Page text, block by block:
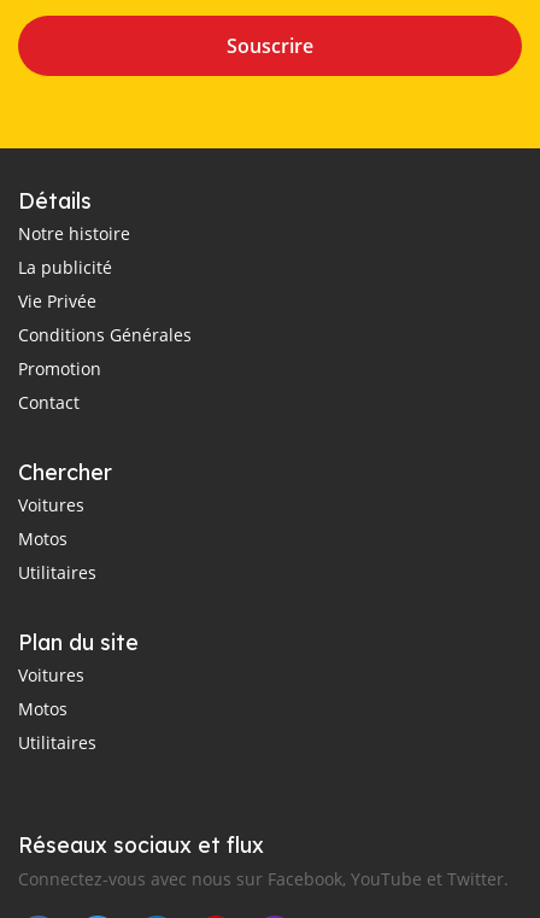
Souscrire
Détails
Notre histoire
La publicité
Vie Privée
Conditions Générales
Promotion
Contact
Chercher
Voitures
Motos
Utilitaires
Plan du site
Voitures
Motos
Utilitaires
Réseaux sociaux et flux
Connectez-vous avec nous sur Facebook, YouTube et Twitter.